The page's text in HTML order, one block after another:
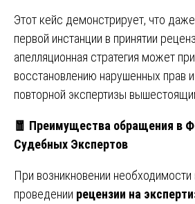
Этот кейс демонстрирует, что
первой инстанции в принятии
апелляционная стратегия может
восстановлению нарушенных прав
повторной экспертизы
🧧 Преимущества обращения в
Судебных Экспертов
При возникновении необходимости
проведении рецензии на